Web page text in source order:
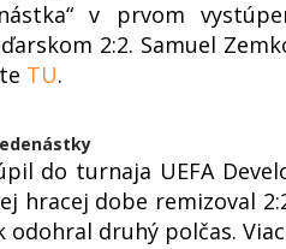
v prvom
2:2. Samuel
TU.
do turnaja UEFA
hracej dobe remizoval
odohral druhý polčas.